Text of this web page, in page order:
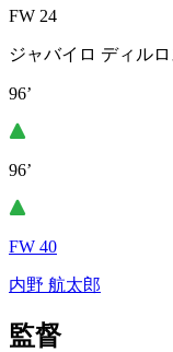
FW 24
ジャバイロ ディル
96’
96’
FW 40
内野 航太郎
監督